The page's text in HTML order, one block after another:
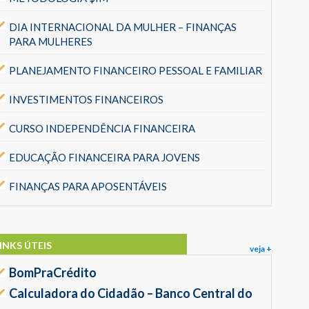
DIA INTERNACIONAL DA MULHER – FINANÇAS
PARA MULHERES
PLANEJAMENTO FINANCEIRO PESSOAL E FAMILIAR
INVESTIMENTOS FINANCEIROS
CURSO INDEPENDÊNCIA FINANCEIRA
EDUCAÇÃO FINANCEIRA PARA JOVENS
FINANÇAS PARA APOSENTÁVEIS
veja +
ÚTEIS
BomPraCrédito
Calculadora do Cidadão – Banco Central do